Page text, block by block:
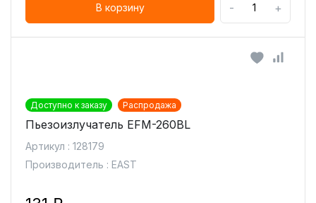
В корзину - +
Доступно к заказу Распродажа
Пьезоизлучатель EFM-260BL
Артикул : 128179
Производитель : EAST